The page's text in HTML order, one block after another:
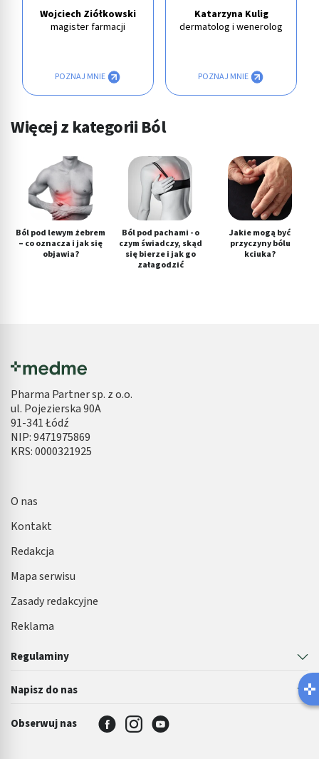
Wojciech Ziółkowski
magister farmacji
POZNAJ MNIE
Katarzyna Kulig
dermatolog i wenerolog
POZNAJ MNIE
Więcej z kategorii Ból
Ból pod lewym żebrem
– co oznacza i jak się
objawia?
Ból pod pachami - o
czym świadczy, skąd
się bierze i jak go
załagodzić
Jakie mogą być
przyczyny bólu
kciuka?
Pharma Partner sp. z o.o.
ul. Pojezierska 90A
91-341 Łódź
NIP: 9471975869
KRS: 0000321925
Regulaminy
Napisz do nas
O nas
Kontakt
Redakcja
Mapa serwisu
Zasady redakcyjne
Reklama
Obserwuj nas